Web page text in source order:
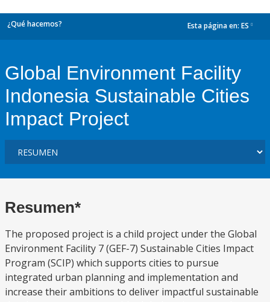
¿Qué hacemos? Esta página en: ES
Global Environment Facility
Indonesia Sustainable Cities
Impact Project
Resumen*
The proposed project is a child project under the Global
Environment Facility 7 (GEF-7) Sustainable Cities Impact
Program (SCIP) which supports cities to pursue
integrated urban planning and implementation and
increase their ambitions to deliver impactful sustainable